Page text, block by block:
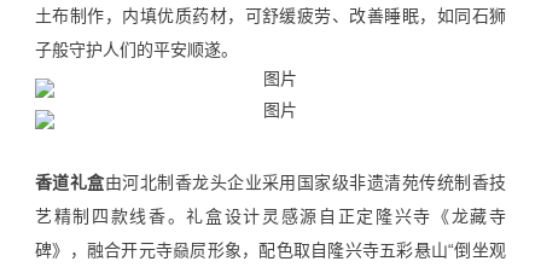
土布制作，内填优质药材，可舒缓疲劳、改善睡眠，如同石狮
子般守护人们的平安顺遂。
香道礼盒由河北制香龙头企业采用国家级非遗清苑传统制香技
艺精制四款线香。礼盒设计灵感源自正定隆兴寺《龙藏寺
碑》，融合开元寺赑屃形象，配色取自隆兴寺五彩悬山“倒坐观